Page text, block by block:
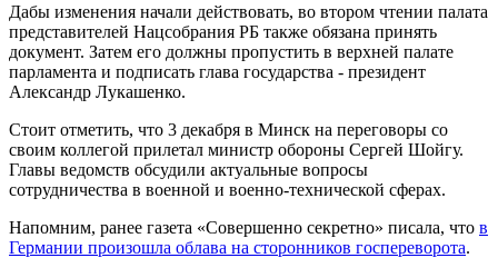
Дабы изменения начали действовать, во втором чтении палата
представителей Нацсобрания РБ также обязана принять
документ. Затем его должны пропустить в верхней палате
парламента и подписать глава государства - президент
Александр Лукашенко.
Стоит отметить, что 3 декабря в Минск на переговоры со
своим коллегой прилетал министр обороны Сергей Шойгу.
Главы ведомств обсудили актуальные вопросы
сотрудничества в военной и военно-технической сферах.
Напомним, ранее газета «Совершенно секретно» писала, что в
Германии произошла облава на сторонников госпереворота.